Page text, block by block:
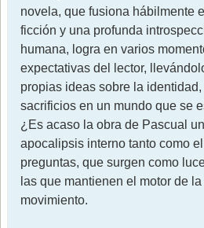
novela, que fusiona hábilmente
ficción y una profunda
humana, logra en varios
expectativas del lector,
propias ideas sobre la
sacrificios en un mundo que se
¿Es acaso la obra de Pascual
apocalipsis interno tanto como
preguntas, que surgen como
las que mantienen el motor de
movimiento.